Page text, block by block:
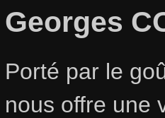
Georges
Porté par le
nous offre une